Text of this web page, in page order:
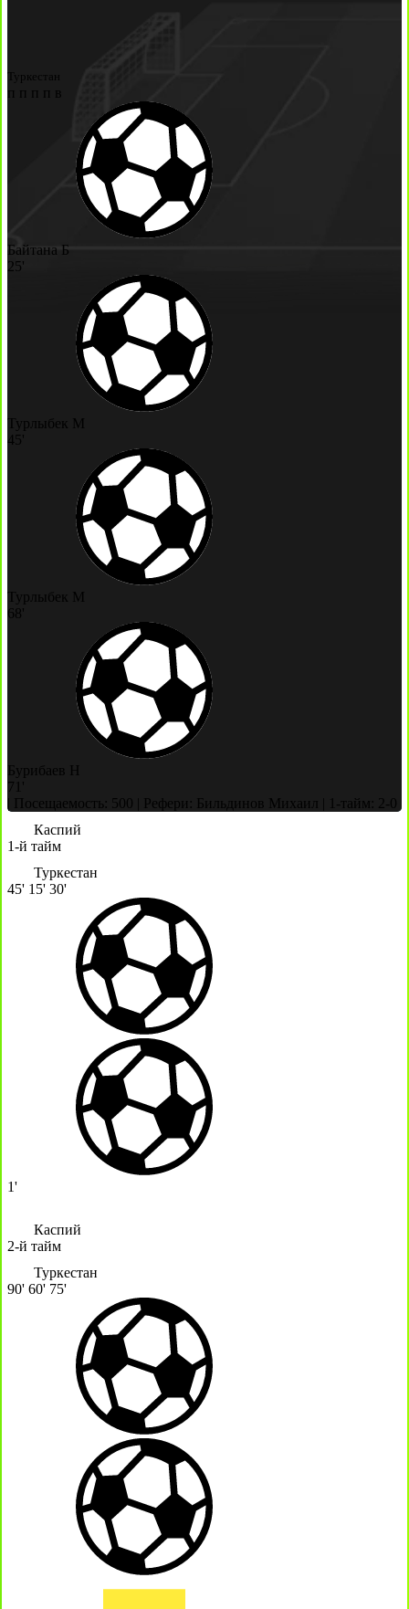
Туркестан
п п п п в
Байтана Б
25'
Турлыбек М
45'
Турлыбек М
68'
Бурибаев Н
71'
Посещаемость: 500 Рефери: Бильдинов Михаил
1-тайм: 2-0
Каспий
1-й тайм
Туркестан
45' 15' 30'
1'
Каспий
2-й тайм
Туркестан
90' 60' 75'